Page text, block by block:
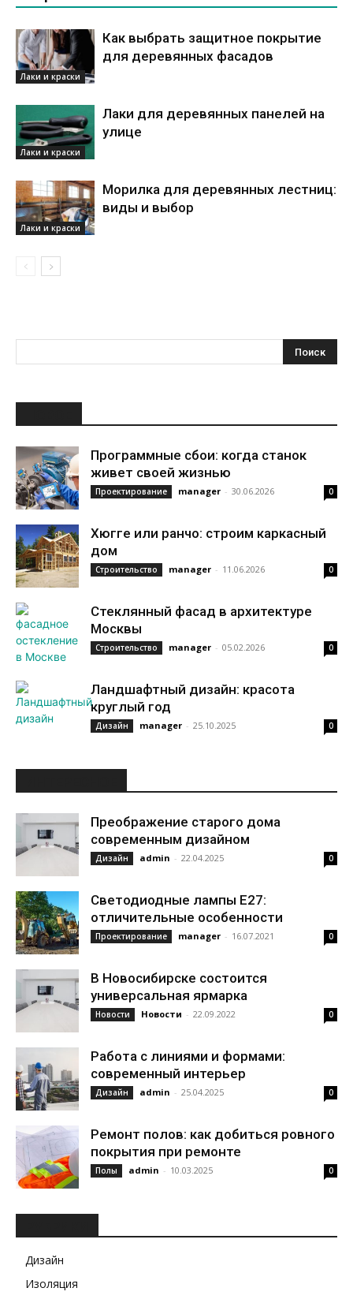
Лаки и краски
Как выбрать защитное покрытие
для деревянных фасадов
Лаки и краски
Лаки для деревянных панелей на
улице
Лаки и краски
Морилка для деревянных лестниц:
виды и выбор
Программные сбои: когда станок
живет своей жизнью
Проектирование manager - 30.06.2026 0
Хюгге или ранчо: строим каркасный
дом
Строительство manager - 11.06.2026 0
Стеклянный фасад в архитектуре
Москвы
Строительство manager - 05.02.2026 0
Ландшафтный дизайн: красота
круглый год
Дизайн manager - 25.10.2025 0
Преображение старого дома
современным дизайном
Дизайн admin - 22.04.2025 0
Светодиодные лампы Е27:
отличительные особенности
Проектирование manager - 16.07.2021 0
В Новосибирске состоится
универсальная ярмарка
Новости Новости - 22.09.2022 0
Работа с линиями и формами:
современный интерьер
Дизайн admin - 25.04.2025 0
Ремонт полов: как добиться ровного
покрытия при ремонте
Полы admin - 10.03.2025 0
Дизайн
Изоляция